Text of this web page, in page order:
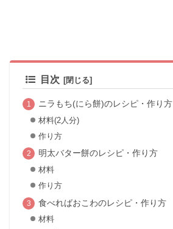
目次
ニラもち(にら餅)のレシピ・作り方
材料(2人分)
作り方
明太バター餅のレシピ・作り方
材料
作り方
食べればおこわのレシピ・作り方
材料